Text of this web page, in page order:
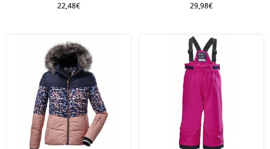
22,48€ 29,98€